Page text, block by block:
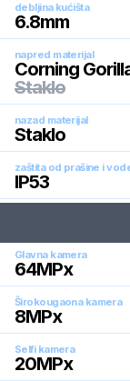
debljina kućišta
6.8mm
napred materijal
Corning
Staklo
nazad materijal
Staklo
zaštita od prašine i
IP53
Glavna kamera
64MPx
Širokougaona kamera
8MPx
Selfi kamera
20MPx